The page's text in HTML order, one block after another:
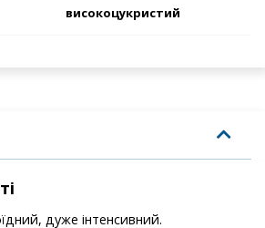
високоцукристий
дуже інтенсивний.